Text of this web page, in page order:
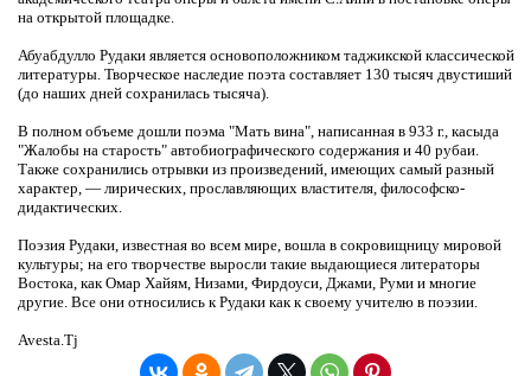
на открытой площадке.
Абуабдулло Рудаки является основоположником таджикской классической
литературы. Творческое наследие поэта составляет 130 тысяч двустиший
(до наших дней сохранилась тысяча).
В полном объеме дошли поэма "Мать вина", написанная в 933 г., касыда
"Жалобы на старость" автобиографического содержания и 40 рубаи.
Также сохранились отрывки из произведений, имеющих самый разный
характер, — лирических, прославляющих властителя, философско-
дидактических.
Поэзия Рудаки, известная во всем мире, вошла в сокровищницу мировой
культуры; на его творчестве выросли такие выдающиеся литераторы
Востока, как Омар Хайям, Низами, Фирдоуси, Джами, Руми и многие
другие. Все они относились к Рудаки как к своему учителю в поэзии.
Avesta.Tj